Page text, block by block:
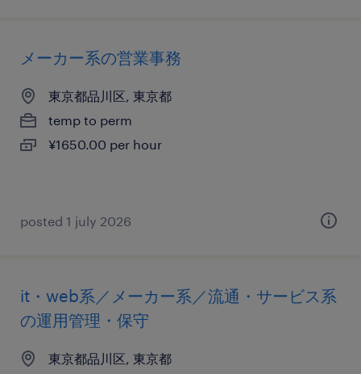
メーカー系の営業事務
東京都品川区, 東京都
temp to perm
¥1650.00 per hour
posted 1 july 2026
it・web系／メーカー系／流通・サービス系
の運用管理・保守
東京都品川区, 東京都